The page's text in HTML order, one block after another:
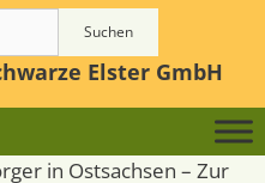
Suchen
Elster GmbH